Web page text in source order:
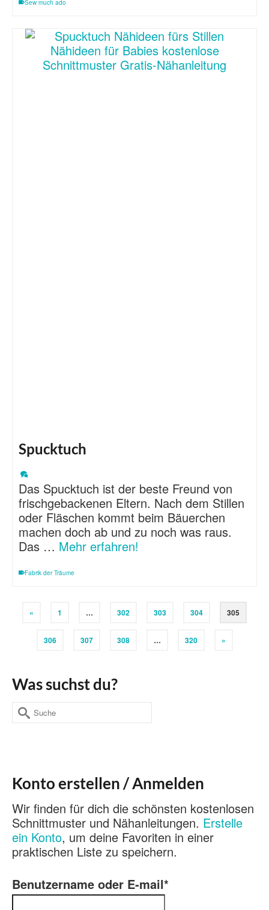
Sew much ado
Spucktuch
Das Spucktuch ist der beste Freund von
frischgebackenen Eltern. Nach dem Stillen
oder Fläschen kommt beim Bäuerchen
machen doch ab und zu noch was raus.
Das … Mehr erfahren!
Fabrik der Träume
« 1 … 302 303 304 305
306 307 308 … 320 »
Was suchst du?
Suche
nach:
Konto erstellen / Anmelden
Wir finden für dich die schönsten kostenlosen
Schnittmuster und Nähanleitungen. Erstelle
ein Konto, um deine Favoriten in einer
praktischen Liste zu speichern.
Benutzername oder E-mail*